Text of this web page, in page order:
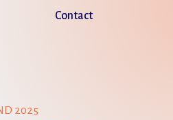
Contact
2025